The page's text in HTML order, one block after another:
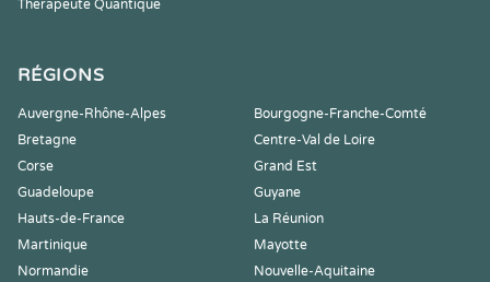
Thérapeute Quantique
RÉGIONS
Auvergne-Rhône-Alpes
Bourgogne-Franche-Comté
Bretagne
Centre-Val de Loire
Corse
Grand Est
Guadeloupe
Guyane
Hauts-de-France
La Réunion
Martinique
Mayotte
Normandie
Nouvelle-Aquitaine